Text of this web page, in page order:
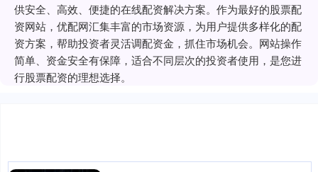
供安全、高效、便捷的在线配资解决方案。作为最好的股票配
资网站，优配网汇集丰富的市场资源，为用户提供多样化的配
资方案，帮助投资者灵活调配资金，抓住市场机会。网站操作
简单、资金安全有保障，适合不同层次的投资者使用，是您进
行股票配资的理想选择。